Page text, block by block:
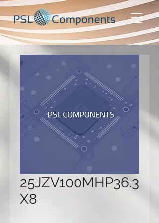
25JZV100MHP36.3
X8